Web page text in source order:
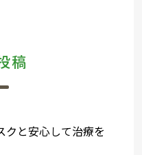
稿
クと安心して治療を